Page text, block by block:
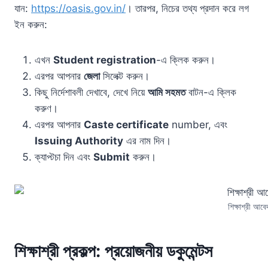
যান: https://oasis.gov.in/ । তারপর, নিচের তথ্য প্রদান করে লগ
ইন করুন:
এখন Student registration-এ ক্লিক করুন।
এরপর আপনার জেলাসিলেক্ট করুন।
কিছু নির্দেশাবলী দেখাবে, দেখে নিয়ে আমি সহমতবাটন-এ ক্লিক
করুণ।
এরপর আপনার Caste certificate number, এবং
Issuing Authority এর নাম দিন।
ক্যাপ্টচা দিন এবং Submit করুন।
শিক্ষাশ্রী
শিক্ষাশ্রী প্রকল্প: প্রয়োজনীয় ডকুমেন্টস